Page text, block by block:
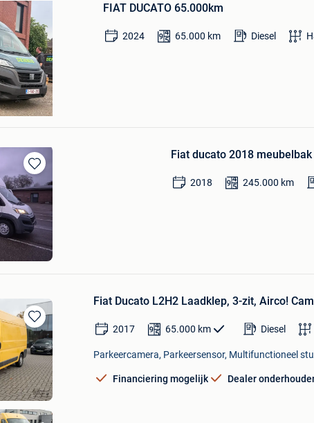
Mijn
Favorieten
FIAT DUCATO 65.000km
2024 65.000 km Diesel
Bewaren
in
Mijn
Favorieten
Fiat ducato 2018
2018 245.000 km
Bewaren
in
Mijn
Favorieten
Fiat Ducato L2H2 Laadklep, 3-zit, Airco!
2017 65.000 km Diesel
Parkeercamera, Parkeersensor, Multifunctioneel
Financiering mogelijk Dealer